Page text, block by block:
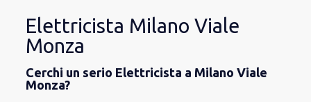
Elettricista Milano Viale
Monza
Cerchi un serio Elettricista a Milano Viale
Monza?